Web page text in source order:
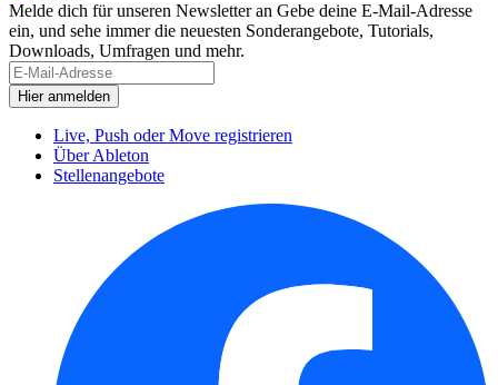
Melde dich für unseren Newsletter an Gebe deine E-Mail-Adresse
ein, und sehe immer die neuesten Sonderangebote, Tutorials,
Downloads, Umfragen und mehr.
Live, Push oder Move registrieren
Über Ableton
Stellenangebote